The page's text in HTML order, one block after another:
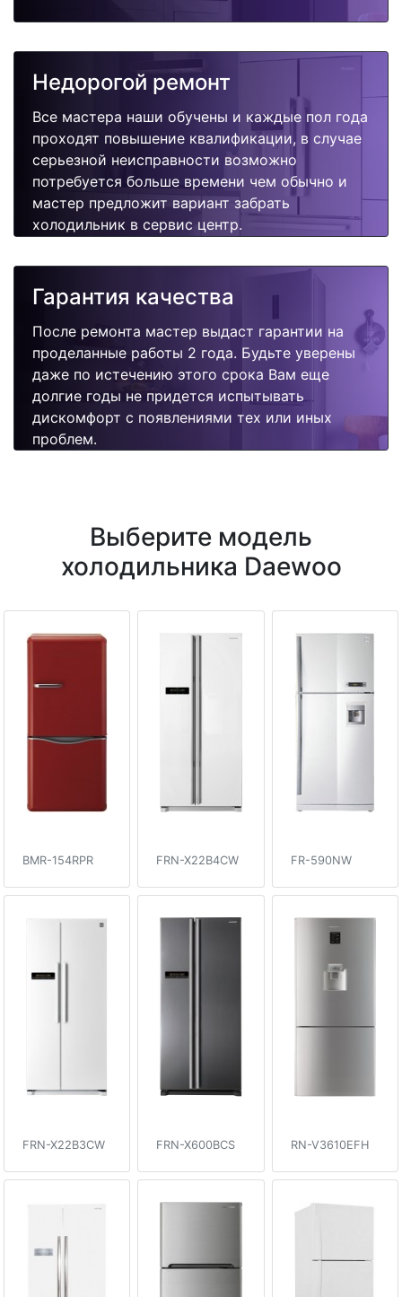
Недорогой ремонт
Все мастера наши обучены и каждые пол года
проходят повышение квалификации, в случае
серьезной неисправности возможно
потребуется больше времени чем обычно и
мастер предложит вариант забрать
холодильник в сервис центр.
Гарантия качества
После ремонта мастер выдаст гарантии на
проделанные работы 2 года. Будьте уверены
даже по истечению этого срока Вам еще
долгие годы не придется испытывать
дискомфорт с появлениями тех или иных
проблем.
Выберите модель
холодильника Daewoo
BMR-154RPR FRN-X22B4CW FR-590NW
FRN-X22B3CW FRN-X600BCS RN-V3610EFH